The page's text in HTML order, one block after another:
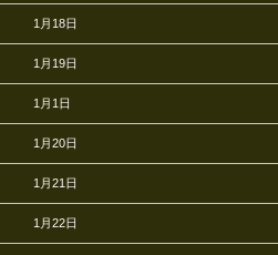
1月18日
1月19日
1月1日
1月20日
1月21日
1月22日